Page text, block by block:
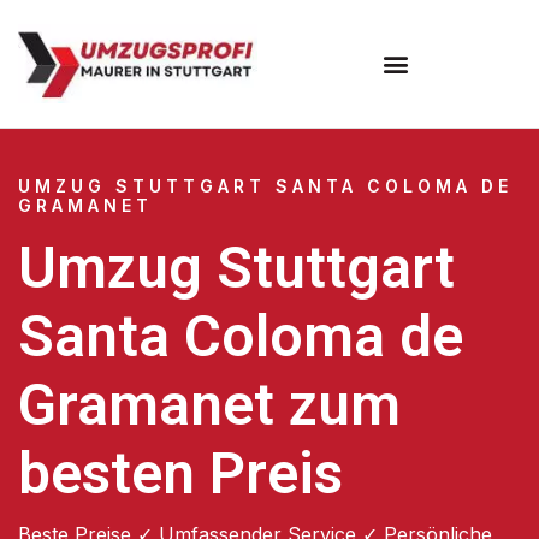
UMZUG STUTTGART SANTA COLOMA DE
GRAMANET
Umzug Stuttgart
Santa Coloma de
Gramanet zum
besten Preis